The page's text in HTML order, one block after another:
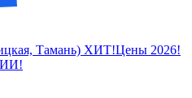
Тамань) ХИТ!Цены 2026!